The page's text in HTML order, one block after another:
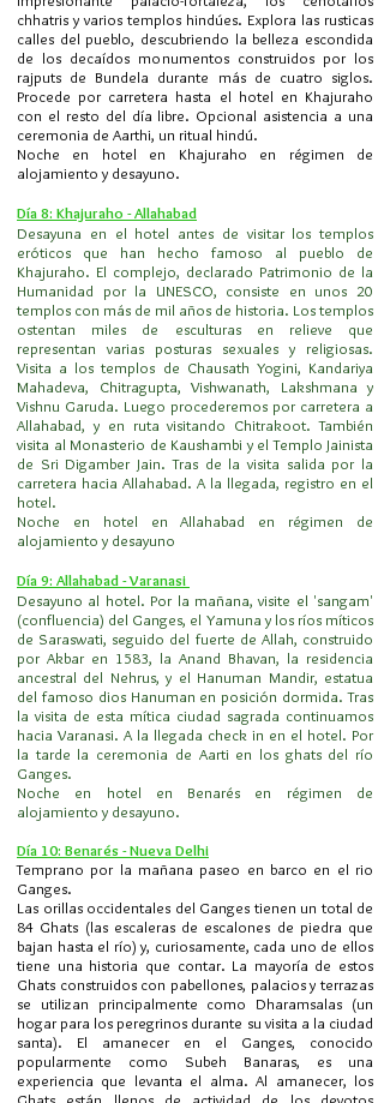
chhatris y varios templos hindúes. Explora las rusticas
calles del pueblo, descubriendo la belleza escondida
de los decaídos monumentos construidos por los
rajputs de Bundela durante más de cuatro siglos.
Procede por carretera hasta el hotel en Khajuraho
con el resto del día libre. Opcional asistencia a una
ceremonia de Aarthi, un ritual hindú.
Noche en hotel en Khajuraho en régimen de
alojamiento y desayuno.
Día 8: Khajuraho - Allahabad
Desayuna en el hotel antes de visitar los templos
eróticos que han hecho famoso al pueblo de
Khajuraho. El complejo, declarado Patrimonio de la
Humanidad por la UNESCO, consiste en unos 20
templos con más de mil años de historia. Los templos
ostentan miles de esculturas en relieve que
representan varias posturas sexuales y religiosas.
Visita a los templos de Chausath Yogini, Kandariya
Mahadeva, Chitragupta, Vishwanath, Lakshmana y
Vishnu Garuda. Luego procederemos por carretera a
Allahabad, y en ruta visitando Chitrakoot. También
visita al Monasterio de Kaushambi y el Templo Jainista
de Sri Digamber Jain. Tras de la visita salida por la
carretera hacia Allahabad. A la llegada, registro en el
hotel.
Noche en hotel en Allahabad en régimen de
alojamiento y desayuno
Día 9: Allahabad - Varanasi
Desayuno al hotel. Por la mañana, visite el 'sangam'
(confluencia) del Ganges, el Yamuna y los ríos míticos
de Saraswati, seguido del fuerte de Allah, construido
por Akbar en 1583, la Anand Bhavan, la residencia
ancestral del Nehrus, y el Hanuman Mandir, estatua
del famoso dios Hanuman en posición dormida. Tras
la visita de esta mítica ciudad sagrada continuamos
hacia Varanasi. A la llegada check in en el hotel. Por
la tarde la ceremonia de Aarti en los ghats del río
Ganges.
Noche en hotel en Benarés en régimen de
alojamiento y desayuno.
Día 10: Benarés - Nueva Delhi
Temprano por la mañana paseo en barco en el rio
Ganges.
Las orillas occidentales del Ganges tienen un total de
84 Ghats (las escaleras de escalones de piedra que
bajan hasta el río) y, curiosamente, cada uno de ellos
tiene una historia que contar. La mayoría de estos
Ghats construidos con pabellones, palacios y terrazas
se utilizan principalmente como Dharamsalas (un
hogar para los peregrinos durante su visita a la ciudad
santa). El amanecer en el Ganges, conocido
popularmente como Subeh Banaras, es una
experiencia que levanta el alma. Al amanecer, los